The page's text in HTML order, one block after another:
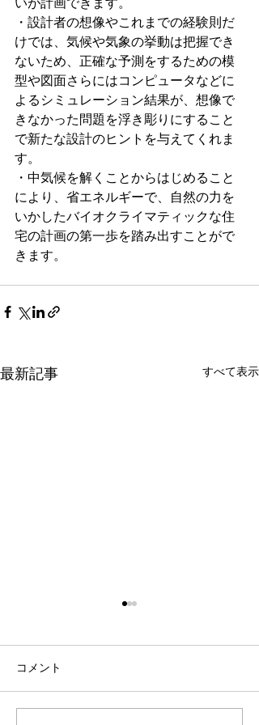
・設計者の想像やこれまでの経験則だ
けでは、気候や気象の挙動は把握でき
ないため、正確な予測をするための模
型や図面さらにはコンピュータなどに
よるシミュレーション結果が、想像で
きなかった問題を浮き彫りにすること
で新たな設計のヒントを与えてくれま
す。
・中気候を解くことからはじめること
により、省エネルギーで、自然の力を
いかしたバイオクライマティックな住
宅の計画の第一歩を踏み出すことがで
きます。
最新記事 すべて表示
コメント